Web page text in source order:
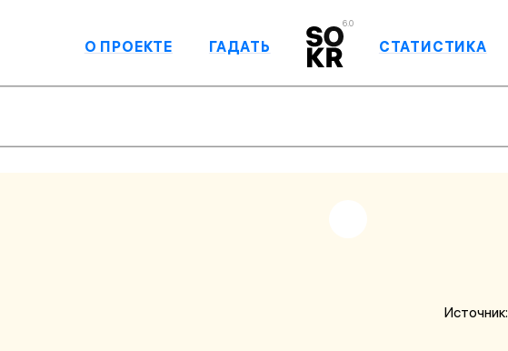
6.0
О ПРОЕКТЕ ГАДАТЬ СТАТИСТИКА
Источник: